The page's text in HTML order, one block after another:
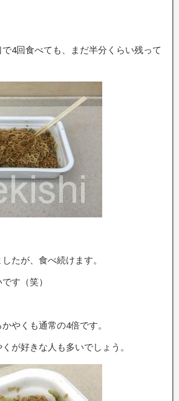
4回食べても、まだ半分くらい残って
たが、食べ続けます。
す（笑）
やくも通常の4倍です。
が好きな人も多いでしょう。